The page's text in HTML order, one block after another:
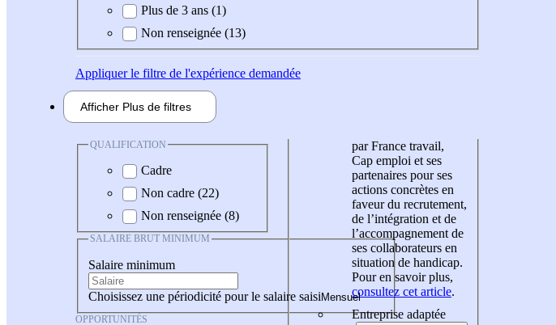
Plus de 3 ans (1)
Non renseignée (13)
Appliquerle filtre de l'expérience demandée
Afficher Plus de filtres
QUALIFICATION
Cadre
Non cadre (22)
Non renseignée (8)
SALAIRE BRUT MINIMUM
Salaire minimum
Choisissez une périodicité pour le salaire saisi
OPPORTUNITÉS
par France travail,
Cap emploi et ses
partenaires pour ses
actions concrètes en
faveur du recrutement,
de l’intégration et de
l’accompagnement de
ses collaborateurs en
situation de handicap.
Pour en savoir plus,
consultez cet article.
Entreprise adaptée